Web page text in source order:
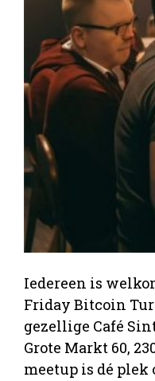
Iedereen is
Friday Bitcoin
gezellige Café
Grote Markt 60,
meetup is dé